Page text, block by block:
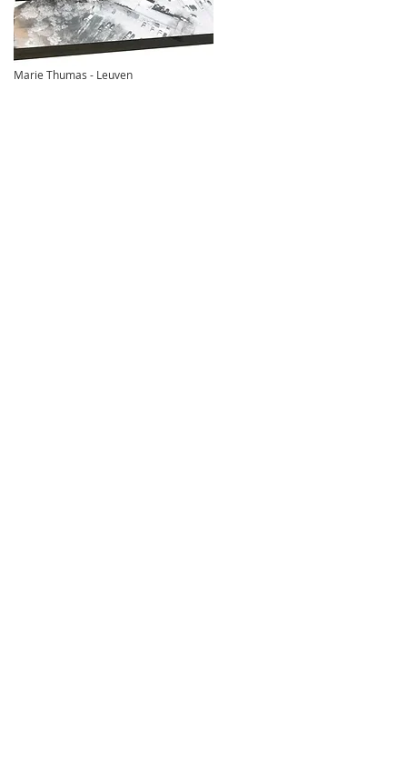
Marie Thumas - Leuven